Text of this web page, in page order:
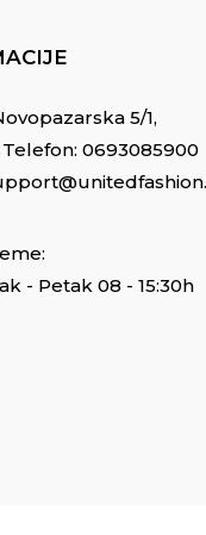
5/1,
0693085900
- Petak 08 - 15:30h